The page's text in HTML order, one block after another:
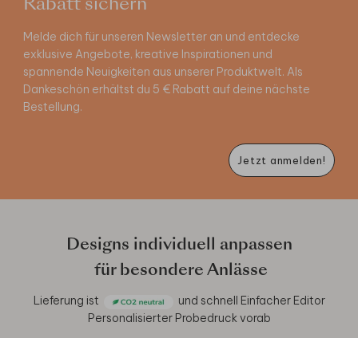
Rabatt sichern
Melde dich für unseren Newsletter an und entdecke
exklusive Angebote, kreative Inspirationen und
spannende Neuigkeiten aus unserer Produktwelt. Als
Dankeschön erhältst du 5 € Rabatt auf deine nächste
Bestellung.
Jetzt anmelden!
Designs individuell anpassen
für besondere Anlässe
Lieferung ist und schnell Einfacher Editor
Personalisierter Probedruck vorab